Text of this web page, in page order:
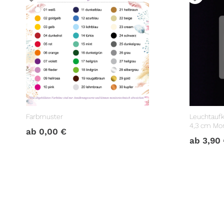
Farbmuster
ab 0,00 €
4,3 cm
ab3,90